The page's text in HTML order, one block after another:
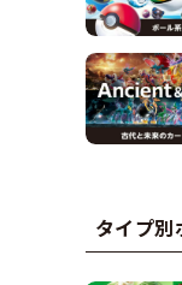
タイプ